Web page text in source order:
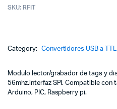
SKU: RFIT
Category: Convertidores USB a
Modulo lector/grabador de tags y
56mhz.interfaz SPI. Compatible
Arduino, PIC, Raspberry pi.